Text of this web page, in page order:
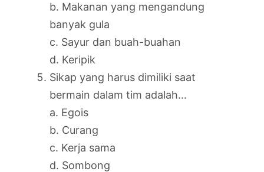
b. Makanan yang mengandung
banyak gula
c. Sayur dan buah-buahan
d. Keripik
Sikap yang harus dimiliki saat
bermain dalam tim adalah…
a. Egois
b. Curang
c. Kerja sama
d. Sombong